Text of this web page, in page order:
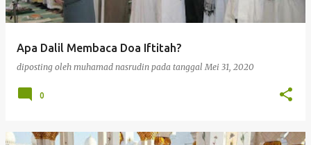
Apa Dalil Membaca Doa Iftitah?
diposting oleh muhamad nasrudin pada tanggalMei 31, 2020
0